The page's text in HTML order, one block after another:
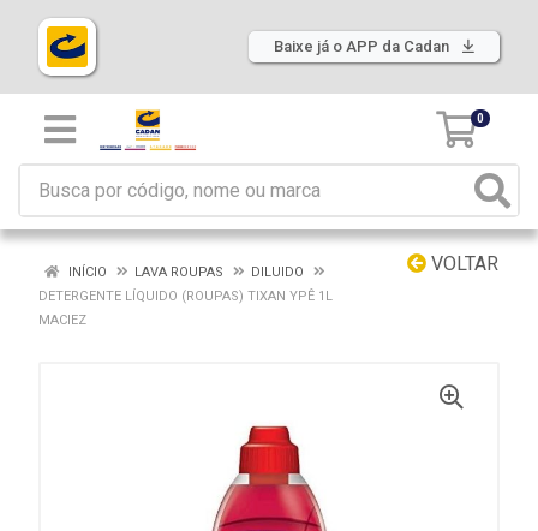
Baixe já o APP da Cadan
0
VOLTAR
INÍCIO LAVA ROUPAS
DILUIDO
DETERGENTE LÍQUIDO (ROUPAS) TIXAN YPÊ 1L
MACIEZ